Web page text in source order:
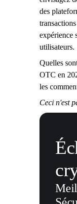
des
expérience
utilisateurs.
Quelles
OTC en
les
Ceci n'est